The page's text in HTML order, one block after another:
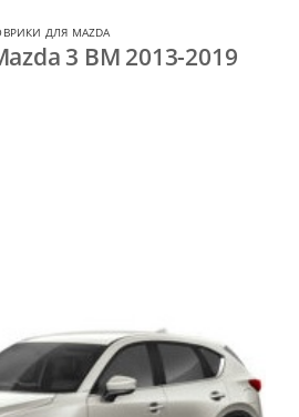
ДЛЯ MAZDA
3 BM 2013-2019